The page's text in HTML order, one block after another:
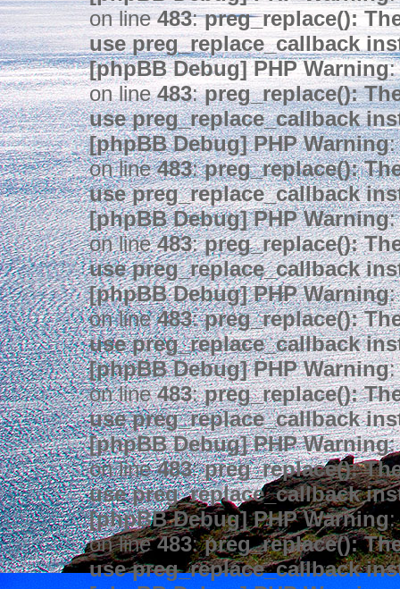
on line483:preg_replace():
use preg_replace_callback
[phpBB Debug] PHP Warning:
on line483:preg_replace():
use preg_replace_callback
[phpBB Debug] PHP Warning:
on line483:preg_replace():
use preg_replace_callback
[phpBB Debug] PHP Warning:
on line483:preg_replace():
use preg_replace_callback
[phpBB Debug] PHP Warning:
on line483:preg_replace():
use preg_replace_callback
[phpBB Debug] PHP Warning:
on line483:preg_replace():
use preg_replace_callback
[phpBB Debug] PHP Warning:
on line483:preg_replace():
use preg_replace_callback
[phpBB Debug] PHP Warning:
on line483:preg_replace():
use preg_replace_callback